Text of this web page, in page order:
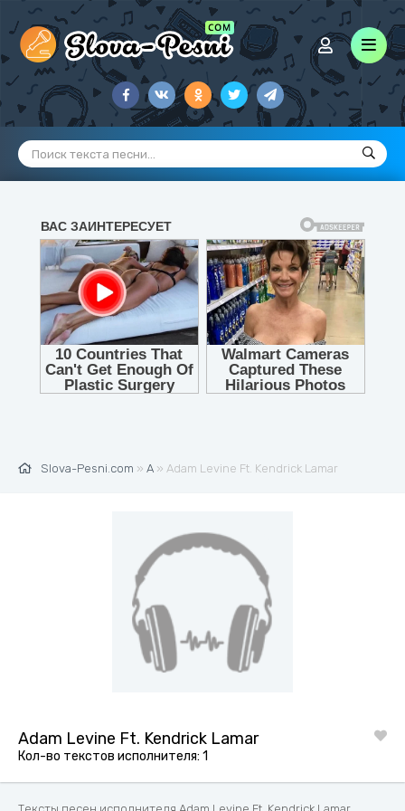
Slova-Pesni.com » A » Adam Levine Ft. Kendrick Lamar
Adam Levine Ft. Kendrick Lamar
Кол-во текстов исполнителя: 1